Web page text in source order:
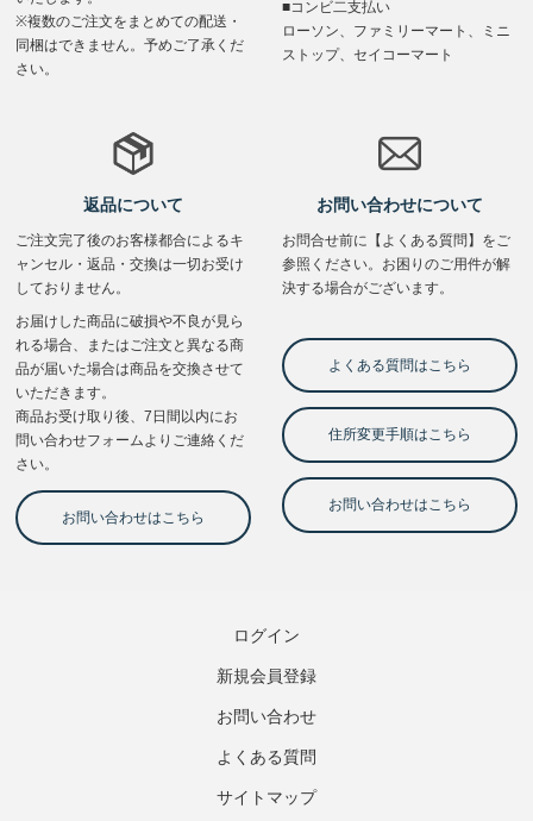
ログイン
新規会員登録
お問い合わせ
よくある質問
サイトマップ